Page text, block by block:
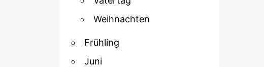
Weihnachten
Frühling
Juni